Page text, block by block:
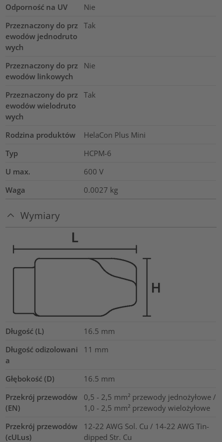
Odporność na UV
Nie
Przeznaczony do prz
ewodów jednodruto
wych
Tak
Przeznaczony do prz
ewodów linkowych
Nie
Przeznaczony do prz
ewodów wielodruto
wych
Tak
Rodzina produktów
HelaCon Plus Mini
Typ
HCPM-6
U max.
600 V
Waga
0.0027 kg
Wymiary
Długość (L) 16.5 mm
Długość odizolowani
a
11 mm
Głębokość (D) 16.5 mm
Przekrój przewodów
(EN)
0,5 - 2,5 mm² przewody jednożyłowe /
1,0 - 2,5 mm² przewody wielożyłowe
Przekrój przewodów
(cULus)
12-22 AWG Sol. Cu / 14-22 AWG Tin-
dipped Str. Cu